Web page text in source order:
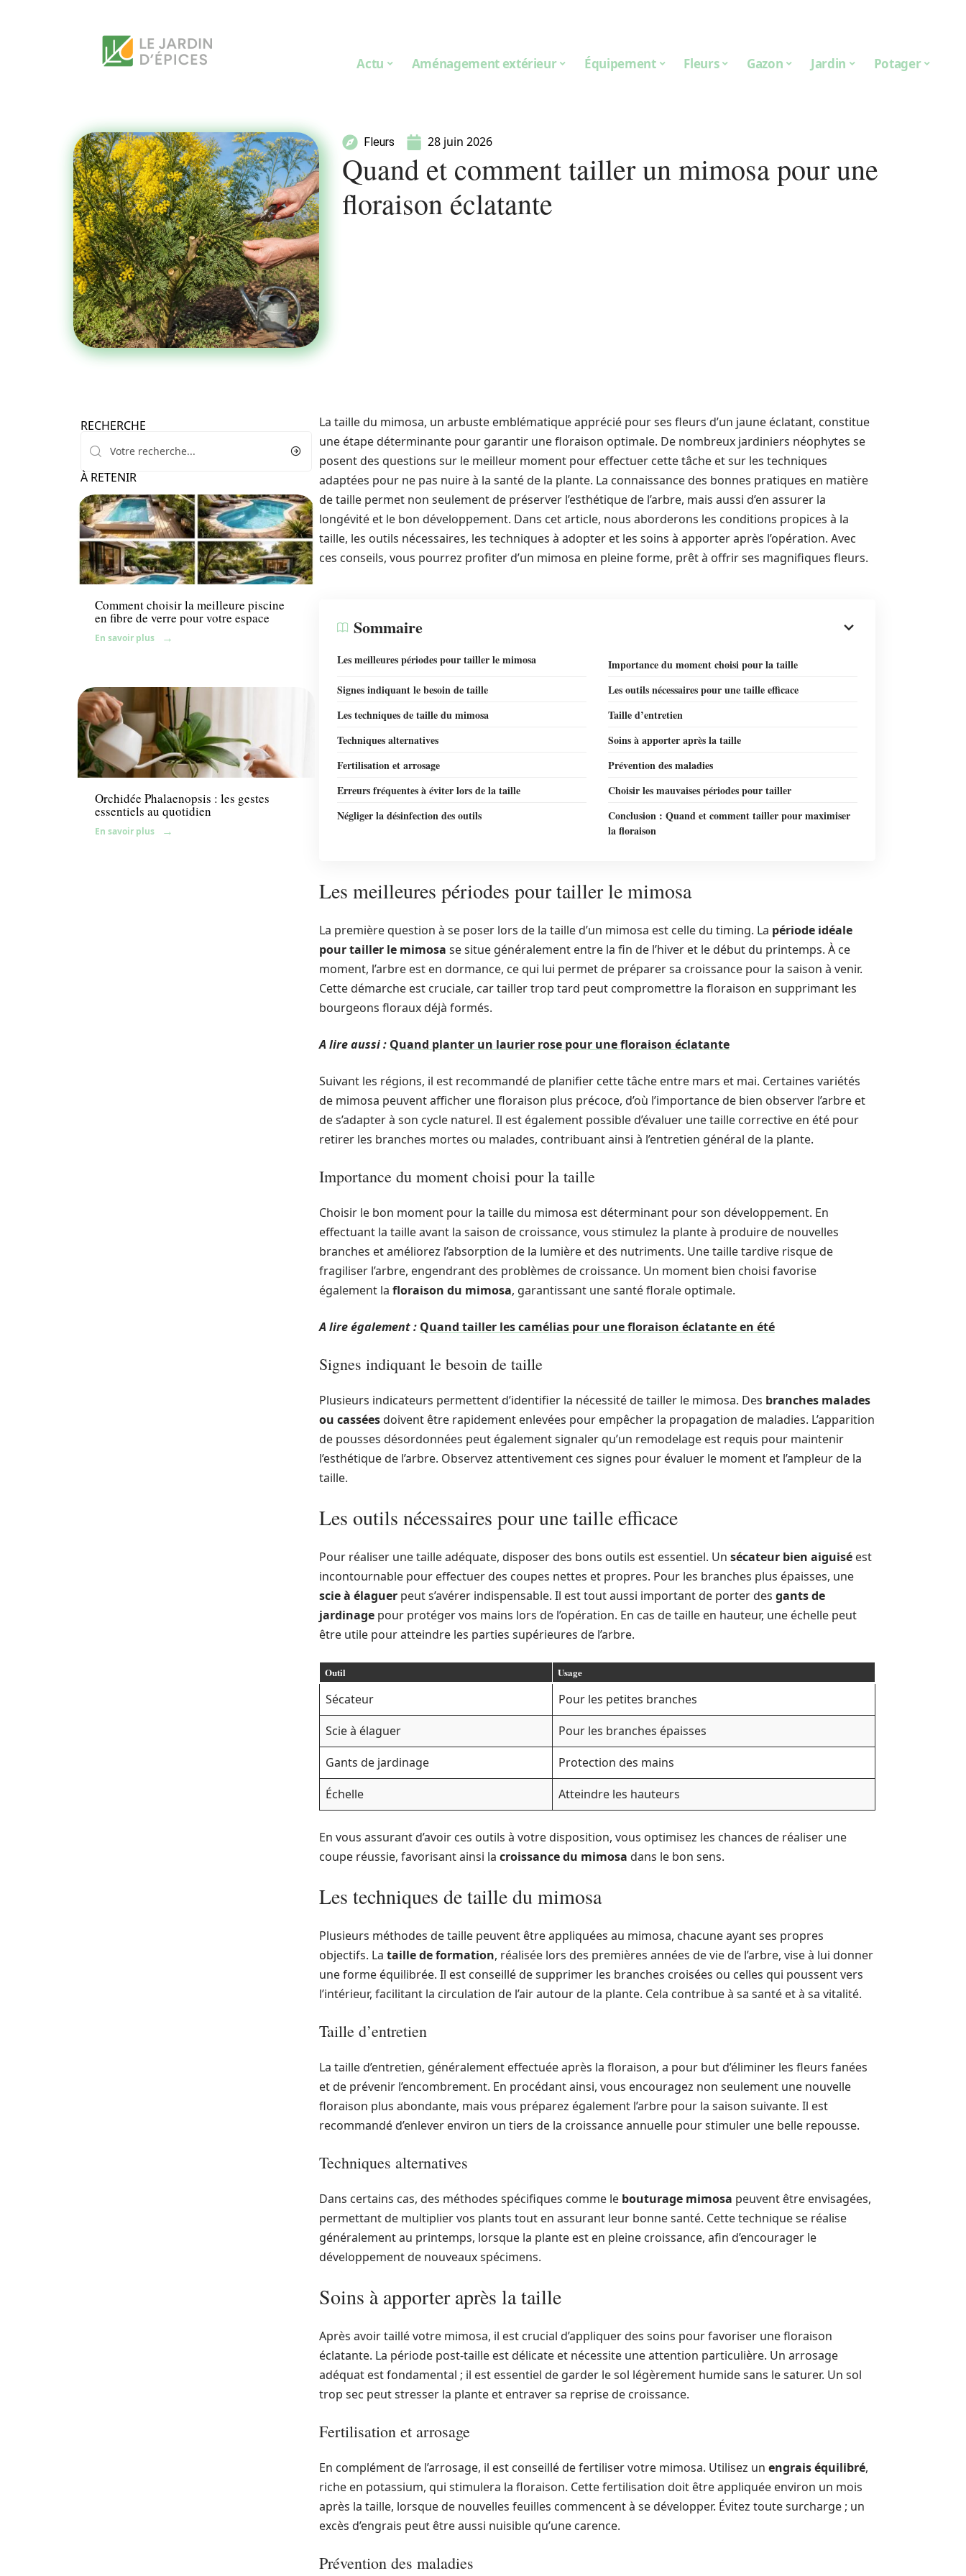
Actu Aménagement extérieur Équipement Fleurs Gazon Jardin Potager
Fleurs 28 juin 2026
Quand et comment tailler un mimosa pour une
floraison éclatante
RECHERCHE
À RETENIR
Équipement
Comment choisir la meilleure piscine
en fibre de verre pour votre espace
En savoir plus
Fleurs
Orchidée Phalaenopsis : les gestes
essentiels au quotidien
En savoir plus
La taille du mimosa, un arbuste emblématique apprécié pour ses fleurs d’un jaune éclatant, constitue
une étape déterminante pour garantir une floraison optimale. De nombreux jardiniers néophytes se
posent des questions sur le meilleur moment pour effectuer cette tâche et sur les techniques
adaptées pour ne pas nuire à la santé de la plante. La connaissance des bonnes pratiques en matière
de taille permet non seulement de préserver l’esthétique de l’arbre, mais aussi d’en assurer la
longévité et le bon développement. Dans cet article, nous aborderons les conditions propices à la
taille, les outils nécessaires, les techniques à adopter et les soins à apporter après l’opération. Avec
ces conseils, vous pourrez profiter d’un mimosa en pleine forme, prêt à offrir ses magnifiques fleurs.
Sommaire
Les meilleures périodes pour tailler le mimosa
Importance du moment choisi pour la taille
Signes indiquant le besoin de taille
Les outils nécessaires pour une taille efficace
Les techniques de taille du mimosa
Taille d’entretien
Techniques alternatives
Soins à apporter après la taille
Fertilisation et arrosage
Prévention des maladies
Erreurs fréquentes à éviter lors de la taille
Choisir les mauvaises périodes pour tailler
Négliger la désinfection des outils
Conclusion : Quand et comment tailler pour maximiser
la floraison
Les meilleures périodes pour tailler le mimosa
La première question à se poser lors de la taille d’un mimosa est celle du timing. La période idéale
pour tailler le mimosa se situe généralement entre la fin de l’hiver et le début du printemps. À ce
moment, l’arbre est en dormance, ce qui lui permet de préparer sa croissance pour la saison à venir.
Cette démarche est cruciale, car tailler trop tard peut compromettre la floraison en supprimant les
bourgeons floraux déjà formés.
A lire aussi : Quand planter un laurier rose pour une floraison éclatante
Suivant les régions, il est recommandé de planifier cette tâche entre mars et mai. Certaines variétés
de mimosa peuvent afficher une floraison plus précoce, d’où l’importance de bien observer l’arbre et
de s’adapter à son cycle naturel. Il est également possible d’évaluer une taille corrective en été pour
retirer les branches mortes ou malades, contribuant ainsi à l’entretien général de la plante.
Importance du moment choisi pour la taille
Choisir le bon moment pour la taille du mimosa est déterminant pour son développement. En
effectuant la taille avant la saison de croissance, vous stimulez la plante à produire de nouvelles
branches et améliorez l’absorption de la lumière et des nutriments. Une taille tardive risque de
fragiliser l’arbre, engendrant des problèmes de croissance. Un moment bien choisi favorise
également la floraison du mimosa, garantissant une santé florale optimale.
A lire également : Quand tailler les camélias pour une floraison éclatante en été
Signes indiquant le besoin de taille
Plusieurs indicateurs permettent d’identifier la nécessité de tailler le mimosa. Des branches malades
ou casséesdoivent être rapidement enlevées pour empêcher la propagation de maladies. L’apparition
de pousses désordonnées peut également signaler qu’un remodelage est requis pour maintenir
l’esthétique de l’arbre. Observez attentivement ces signes pour évaluer le moment et l’ampleur de la
taille.
Les outils nécessaires pour une taille efficace
Pour réaliser une taille adéquate, disposer des bons outils est essentiel. Un sécateur bien aiguisé est
incontournable pour effectuer des coupes nettes et propres. Pour les branches plus épaisses, une
scie à élaguer peut s’avérer indispensable. Il est tout aussi important de porter des gants de
jardinage pour protéger vos mains lors de l’opération. En cas de taille en hauteur, une échelle peut
être utile pour atteindre les parties supérieures de l’arbre.
Outil Usage
Sécateur
Pour les petites branches
Scie à élaguer
Pour les branches épaisses
Gants de jardinage
Protection des mains
Échelle
Atteindre les hauteurs
En vous assurant d’avoir ces outils à votre disposition, vous optimisez les chances de réaliser une
coupe réussie, favorisant ainsi la croissance du mimosa dans le bon sens.
Les techniques de taille du mimosa
Plusieurs méthodes de taille peuvent être appliquées au mimosa, chacune ayant ses propres
objectifs. La taille de formation, réalisée lors des premières années de vie de l’arbre, vise à lui donner
une forme équilibrée. Il est conseillé de supprimer les branches croisées ou celles qui poussent vers
l’intérieur, facilitant la circulation de l’air autour de la plante. Cela contribue à sa santé et à sa vitalité.
Taille d’entretien
La taille d’entretien, généralement effectuée après la floraison, a pour but d’éliminer les fleurs fanées
et de prévenir l’encombrement. En procédant ainsi, vous encouragez non seulement une nouvelle
floraison plus abondante, mais vous préparez également l’arbre pour la saison suivante. Il est
recommandé d’enlever environ un tiers de la croissance annuelle pour stimuler une belle repousse.
Techniques alternatives
Dans certains cas, des méthodes spécifiques comme le bouturage mimosa peuvent être envisagées,
permettant de multiplier vos plants tout en assurant leur bonne santé. Cette technique se réalise
généralement au printemps, lorsque la plante est en pleine croissance, afin d’encourager le
développement de nouveaux spécimens.
Soins à apporter après la taille
Après avoir taillé votre mimosa, il est crucial d’appliquer des soins pour favoriser une floraison
éclatante. La période post-taille est délicate et nécessite une attention particulière. Un arrosage
adéquat est fondamental ; il est essentiel de garder le sol légèrement humide sans le saturer. Un sol
trop sec peut stresser la plante et entraver sa reprise de croissance.
Fertilisation et arrosage
En complément de l’arrosage, il est conseillé de fertiliser votre mimosa. Utilisez un engrais équilibré,
riche en potassium, qui stimulera la floraison. Cette fertilisation doit être appliquée environ un mois
après la taille, lorsque de nouvelles feuilles commencent à se développer. Évitez toute surcharge ; un
excès d’engrais peut être aussi nuisible qu’une carence.
Prévention des maladies